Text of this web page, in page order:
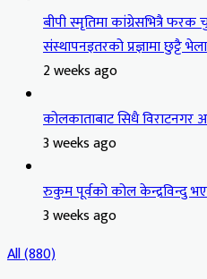
बीपी स्मृतिमा कांग्रेसभित्रै
संस्थापनइतरको प्रज्ञामा छुट्टै भेला
2 weeks ago
कोलकाताबाट सिधै विराटनगर
3 weeks ago
रुकुम पूर्वको कोल केन्द्रविन्दु
3 weeks ago
All (880)